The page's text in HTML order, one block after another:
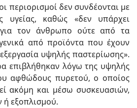
περιορισμοί δεν συνδέονται με
υγείας, καθώς «δεν υπάρχει
για τον άνθρωπο ούτε από τα
από προϊόντα που έχουν
υψηλής παστερίωσης».
επιβλήθηκαν λόγω της υψηλής
αφθώδους πυρετού, ο οποίος
ακόμη και μέσω συσκευασιών,
εξοπλισμού.